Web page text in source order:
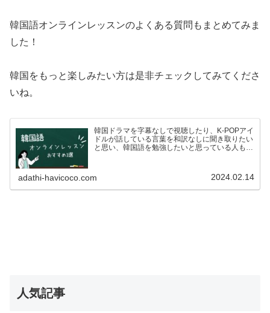
韓国語オンラインレッスンのよくある質問もまとめてみま
した！
韓国をもっと楽しみたい方は是非チェックしてみてくださ
いね。
韓国ドラマを字幕なしで視聴したり、K-POPアイ
ドルが話している言葉を和訳なしに聞き取りたい
と思い、韓国語を勉強したいと思っている人も多
adathi-havicoco.com 2024.02.14
人気記事